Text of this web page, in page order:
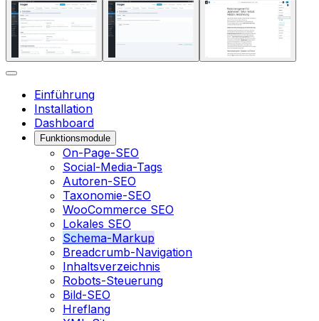
Einführung
Installation
Dashboard
Funktionsmodule
On-Page-SEO
Social-Media-Tags
Autoren-SEO
Taxonomie-SEO
WooCommerce SEO
Lokales SEO
Schema-Markup
Breadcrumb-Navigation
Inhaltsverzeichnis
Robots-Steuerung
Bild-SEO
Hreflang